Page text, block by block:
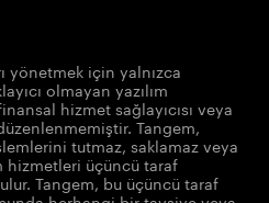
yönetmek için yalnızca
olmayan yazılım
hizmet sağlayıcısı veya
Tangem,
tutmaz, saklamaz veya
hizmetleri üçüncü taraf
Tangem, bu üçüncü taraf